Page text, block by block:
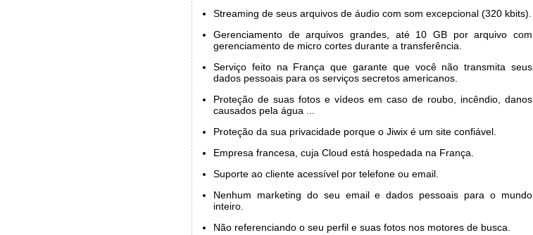
Streaming de seus arquivos de áudio com som excepcional (320 kbits).
Gerenciamento de arquivos grandes, até 10 GB por arquivo com
gerenciamento de micro cortes durante a transferência.
Serviço feito na França que garante que você não transmita seus
dados pessoais para os serviços secretos americanos.
Proteção de suas fotos e vídeos em caso de roubo, incêndio, danos
causados pela água ...
Proteção da sua privacidade porque o Jiwix é um site confiável.
Empresa francesa, cuja Cloud está hospedada na França.
Suporte ao cliente acessível por telefone ou email.
Nenhum marketing do seu email e dados pessoais para o mundo
inteiro.
Não referenciando o seu perfil e suas fotos nos motores de busca.